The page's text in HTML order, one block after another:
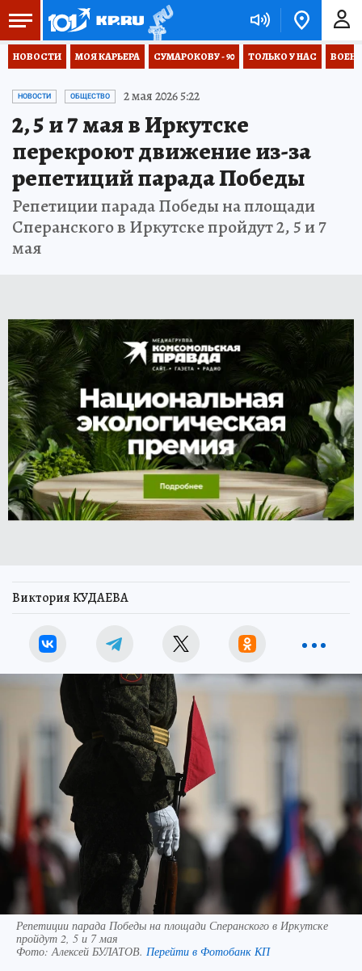
НОВОСТИ МОЯ КАРЬЕРА СУМАРОКОВУ - 90 ТОЛЬКО У НАС
НОВОСТИ ОБЩЕСТВО 2 мая 2026 5:22
2, 5 и 7 мая в Иркутске
перекроют движение из-за
репетиций парада Победы
Репетиции парада Победы на площади
Сперанского в Иркутске пройдут 2, 5 и 7
мая
Виктория КУДАЕВА
Репетиции парада Победы на площади Сперанского в Иркутске
пройдут 2, 5 и 7 мая
Фото: Алексей БУЛАТОВ. Перейти в Фотобанк КП